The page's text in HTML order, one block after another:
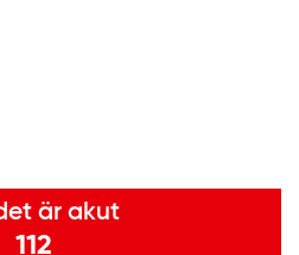
är akut
112